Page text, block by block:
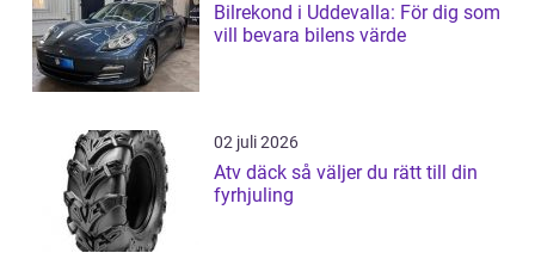
Bilrekond i Uddevalla: För dig som
vill bevara bilens värde
02 juli 2026
Atv däck så väljer du rätt till din
fyrhjuling